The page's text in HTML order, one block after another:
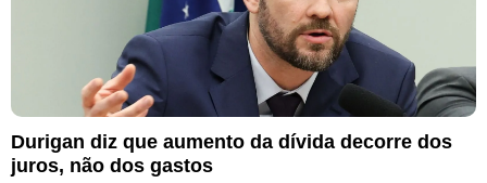
Durigan diz que aumento da dívida decorre dos
juros, não dos gastos